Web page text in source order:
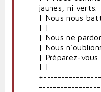
jaunes, ni verts. |
| Nous nous
| |
| Nous ne
| Nous
| Préparez-vous.
| |